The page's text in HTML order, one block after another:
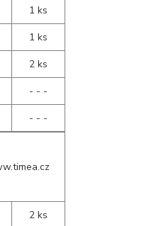
1 ks
1 ks
2 ks
- - -
- - -
2 ks